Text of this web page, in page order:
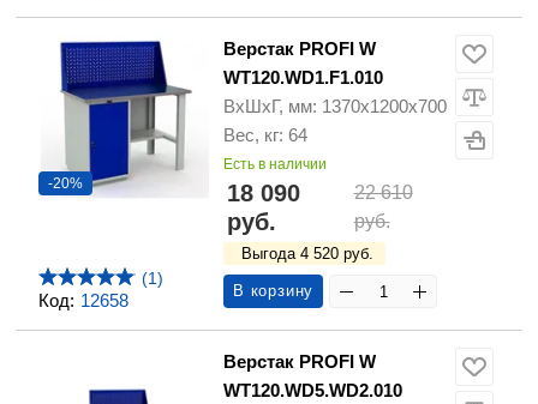
Код: 12658
-20%
(1)
Верстак PROFI W
WT120.WD1.F1.010
ВхШхГ, мм: 1370х1200х700
Вес, кг: 64
Есть в наличии
18 090
руб.
22 610
руб.
Выгода 4 520 руб.
В корзину
Верстак PROFI W
WT120.WD5.WD2.010